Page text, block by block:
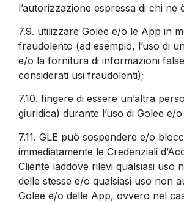
l’autorizzazione espressa di chi ne
7.9. utilizzare Golee e/o le App in
fraudolento (ad esempio, l’uso di
e/o la fornitura di informazioni
considerati usi fraudolenti);
7.10. fingere di essere un’altra
giuridica) durante l’uso di Golee e/
7.11. GLE può sospendere e/o
immediatamente le Credenziali
Cliente laddove rilevi qualsiasi uso
delle stesse e/o qualsiasi uso non
Golee e/o delle App, ovvero nel